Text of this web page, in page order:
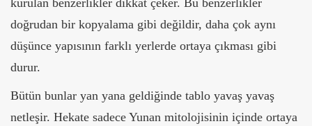
kurulan benzerlikler dikkat çeker. Bu benzerlikler
doğrudan bir kopyalama gibi değildir, daha çok aynı
düşünce yapısının farklı yerlerde ortaya çıkması gibi
durur.
Bütün bunlar yan yana geldiğinde tablo yavaş yavaş
netleşir. Hekate sadece Yunan mitolojisinin içinde ortaya